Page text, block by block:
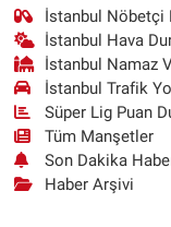
İstanbul Nöbetçi
İstanbul Hava
İstanbul Namaz
İstanbul Trafik
Süper Lig Puan
Tüm Manşetler
Son Dakika
Haber Arşivi